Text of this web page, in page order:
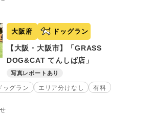
大阪府 ドッグラン
【大阪・大阪市】「GRASS
DOG&CAT てんしば店」
写真レポートあり
ッグラン エリア分けなし
有料